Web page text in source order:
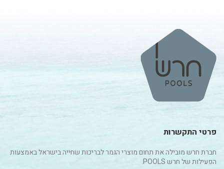
פרטי התקשרות
חברת חרש מובילה את תחום מוצרי הגמר לבריכות שחייה בישראל באמצעות
הפעילות של חרש POOLS.